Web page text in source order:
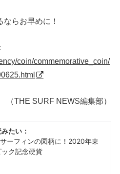
らお早めに！
coin/commemorative_coin/
（THE SURF NEWS編集部）